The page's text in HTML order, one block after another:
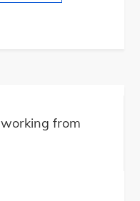
from